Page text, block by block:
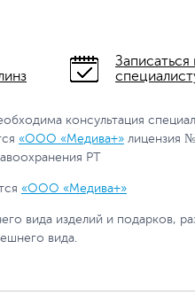
консультация
«ООО «Медива+» лицензия
РТ
«ООО «Медива+»
вида изделий и подарков,
вида.